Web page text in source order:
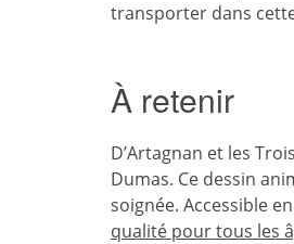
transporter dans
À retenir
D’Artagnan et les
Dumas. Ce dessin
soignée. Accessible
qualité pour tous les